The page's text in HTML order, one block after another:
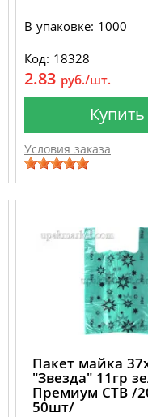
В упаковке: 1000
Код: 18328
2.83 руб./шт.
Купить
Условия заказа
Пакет майка
"Звезда" 11гр
Премиум СТВ /
50шт/